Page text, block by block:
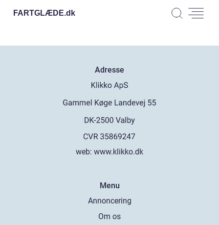
FARTGLÆDE.dk
Adresse
web: www.klikko.dk
Menu
Annoncering
Om os